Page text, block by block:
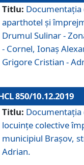
Titlu: Documentaţia
aparthotel şi
Drumul Sulinar -
- Cornel, Ionaş
Grigore Cristian -
850/10.12.2019
Titlu: Documentaţia
locuințe colective
municipiul Braşov,
Adrian.